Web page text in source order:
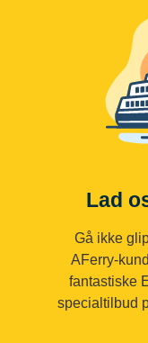
Lad
Gå ikke
AFerry-
fantastiske
specialtilbud